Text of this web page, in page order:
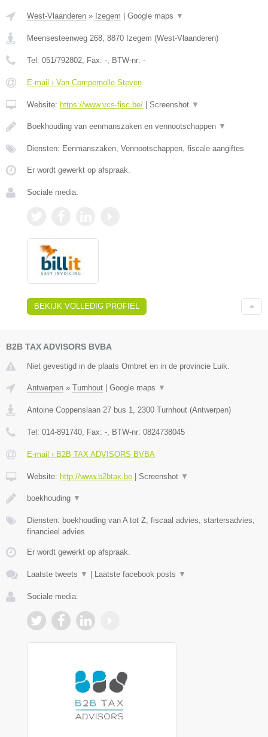
West-Vlaanderen » Izegem Google maps ▼
Meensesteenweg 268, 8870 Izegem (West-Vlaanderen)
Tel: 051/792802, Fax: -, BTW-nr: -
E-mail › Van Compernolle Steven
Website: https://www.vcs-fisc.be/ Screenshot ▼
Boekhouding van eenmanszaken en vennootschappen ▼
Diensten: Eenmanszaken, Vennootschappen, fiscale aangiftes
Er wordt gewerkt op afspraak.
Sociale media:
BEKIJK VOLLEDIG PROFIEL
B2B TAX ADVISORS BVBA
Niet gevestigd in de plaats Ombret en in de provincie Luik.
Antwerpen » Turnhout Google maps ▼
Antoine Coppenslaan 27 bus 1, 2300 Turnhout (Antwerpen)
Tel: 014-891740, Fax: -, BTW-nr: 0824738045
E-mail › B2B TAX ADVISORS BVBA
Website: http://www.b2btax.be Screenshot ▼
boekhouding ▼
Diensten: boekhouding van A tot Z, fiscaal advies, startersadvies,
financieel advies
Er wordt gewerkt op afspraak.
Laatste tweets ▼ Laatste facebook posts ▼
Sociale media: